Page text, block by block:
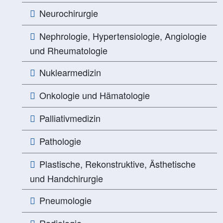
Neurochirurgie
Nephrologie, Hypertensiologie, Angiologie
und Rheumatologie
Nuklearmedizin
Onkologie und Hämatologie
Palliativmedizin
Pathologie
Plastische, Rekonstruktive, Ästhetische
und Handchirurgie
Pneumologie